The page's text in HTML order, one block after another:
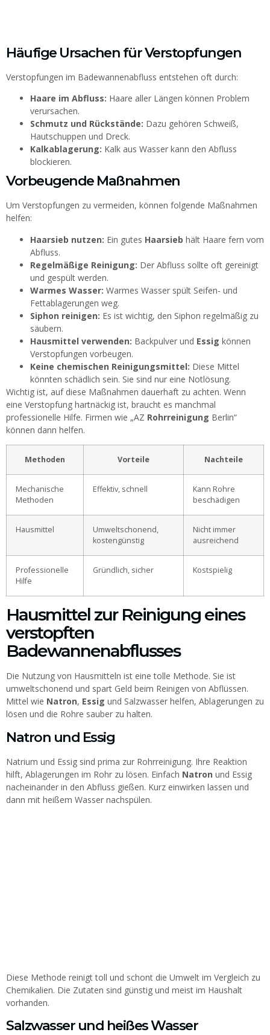
Häufige Ursachen für Verstopfungen
Verstopfungen im Badewannenabfluss entstehen oft durch:
Haare im Abfluss: Haare aller Längen können Problem
verursachen.
Schmutz und Rückstände: Dazu gehören Schweiß,
Hautschuppen und Dreck.
Kalkablagerung: Kalk aus Wasser kann den Abfluss
blockieren.
Vorbeugende Maßnahmen
Um Verstopfungen zu vermeiden, können folgende Maßnahmen
helfen:
Haarsieb nutzen: Ein gutes Haarsieb hält Haare fern vom
Abfluss.
Regelmäßige Reinigung: Der Abfluss sollte oft gereinigt
und gespült werden.
Warmes Wasser: Warmes Wasser spült Seifen- und
Fettablagerungen weg.
Siphon reinigen: Es ist wichtig, den Siphon regelmäßig zu
säubern.
Hausmittel verwenden: Backpulver und Essig können
Verstopfungen vorbeugen.
Keine chemischen Reinigungsmittel: Diese Mittel
könnten schädlich sein. Sie sind nur eine Notlösung.
Wichtig ist, auf diese Maßnahmen dauerhaft zu achten. Wenn
eine Verstopfung hartnäckig ist, braucht es manchmal
professionelle Hilfe. Firmen wie „AZ Rohrreinigung Berlin“
können dann helfen.
Methoden Vorteile Nachteile
Mechanische
Methoden
Effektiv, schnell
Kann Rohre
beschädigen
Hausmittel
Umweltschonend,
kostengünstig
Nicht immer
ausreichend
Professionelle
Hilfe
Gründlich, sicher Kostspielig
Hausmittel zur Reinigung eines
verstopften
Badewannenabflusses
Die Nutzung von Hausmitteln ist eine tolle Methode. Sie ist
umweltschonend und spart Geld beim Reinigen von Abflüssen.
Mittel wie Natron, Essig und Salzwasser helfen, Ablagerungen zu
lösen und die Rohre sauber zu halten.
Natron und Essig
Natrium und Essig sind prima zur Rohrreinigung. Ihre Reaktion
hilft, Ablagerungen im Rohr zu lösen. Einfach Natron und Essig
nacheinander in den Abfluss gießen. Kurz einwirken lassen und
dann mit heißem Wasser nachspülen.
Diese Methode reinigt toll und schont die Umwelt im Vergleich zu
Chemikalien. Die Zutaten sind günstig und meist im Haushalt
vorhanden.
Salzwasser und heißes Wasser